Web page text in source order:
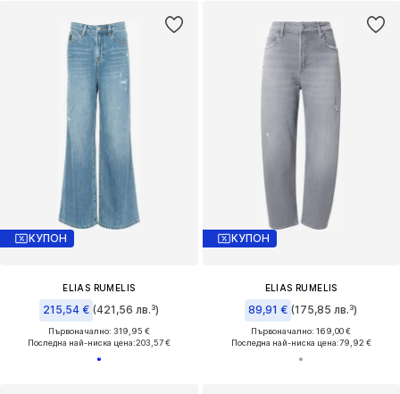
КУПОН
ELIAS RUMELIS
215,54 € (421,56 лв.³)
Първоначално: 319,95 €
Последна най-ниска цена:203,57 €
КУПОН
ELIAS RUMELIS
89,91 € (175,85 лв.³)
Първоначално: 169,00 €
Последна най-ниска цена:79,92 €